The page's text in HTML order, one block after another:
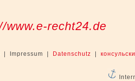
www.e-recht24.de
| Impressum | Datenschutz